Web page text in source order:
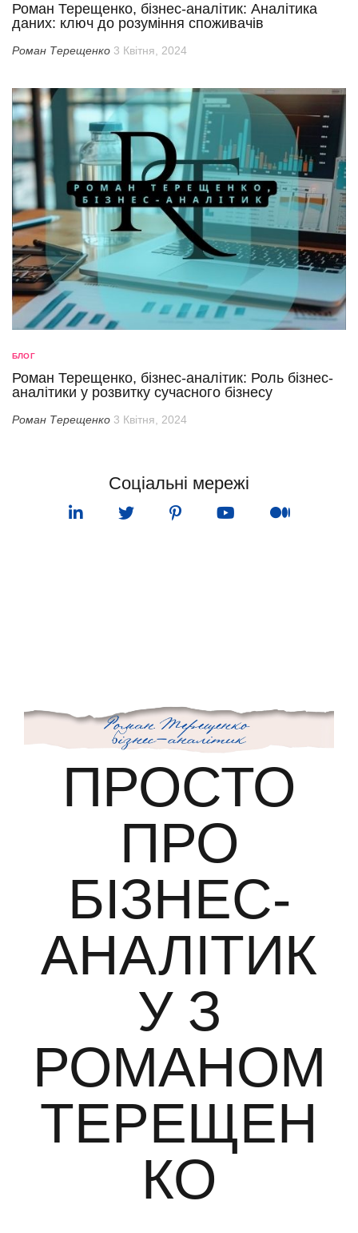
Роман Терещенко, бізнес-аналітик: Аналітика
даних: ключ до розуміння споживачів
Роман Терещенко 3 Квітня, 2024
БЛОГ
Роман Терещенко, бізнес-аналітик: Роль бізнес-
аналітики у розвитку сучасного бізнесу
Роман Терещенко 3 Квітня, 2024
Соціальні мережі
ПРОСТО
ПРО
БІЗНЕС-
АНАЛІТИК
У З
РОМАНОМ
ТЕРЕЩЕН
КО